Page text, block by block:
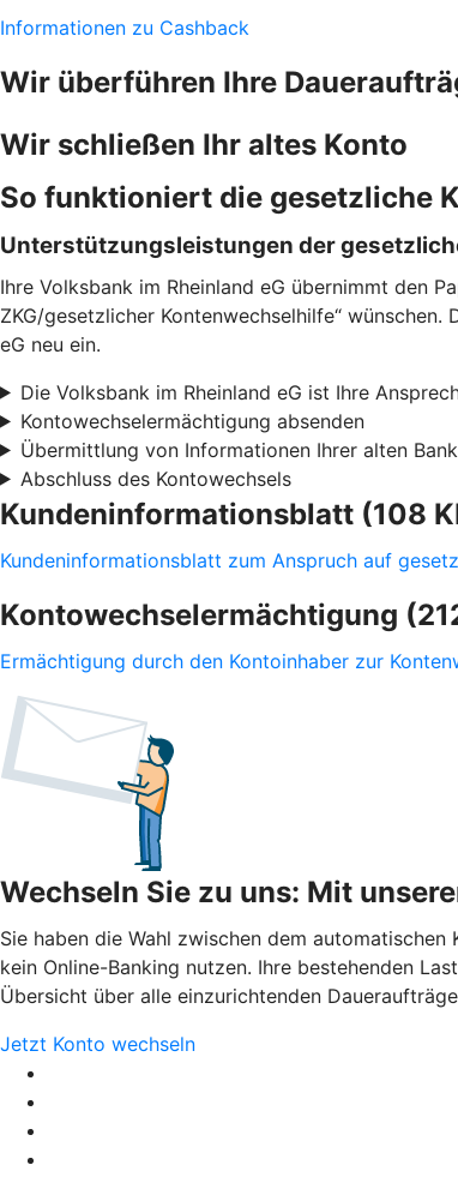
Informationen zu Cashback
Wir überführen Ihre
Wir schließen Ihr altes Konto
So funktioniert die gesetzliche
Unterstützungsleistungen der
Ihre Volksbank im Rheinland eG übernimmt den
ZKG/gesetzlicher Kontenwechselhilfe“
eG neu ein.
Die Volksbank im Rheinland eG ist Ihre
Kontowechselermächtigung absenden
Übermittlung von Informationen Ihrer alten Bank
Abschluss des Kontowechsels
Kundeninformationsblatt (108
Kundeninformationsblatt zum Anspruch auf
Kontowechselermächtigung
Ermächtigung durch den Kontoinhaber zur
Wechseln Sie zu uns: Mit
Sie haben die Wahl zwischen dem
kein Online-Banking nutzen. Ihre bestehenden
Übersicht über alle einzurichtenden
Jetzt Konto wechseln